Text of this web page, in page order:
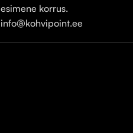
esimene korrus.
info@kohvipoint.ee